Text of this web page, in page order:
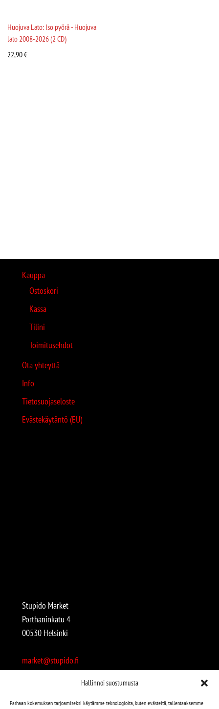
Hallinnoi suostumusta
Parhaan kokemuksen tarjoamiseksi käytämme teknologioita, kuten evästeitä, tallentaaksemme
Huojuva Lato: Iso pyörä - Huojuva
lato 2008-2026 (2 CD)
22,90€
Kauppa
Ostoskori
Kassa
Tilini
Toimitusehdot
Ota yhteyttä
Info
Tietosuojaseloste
Evästekäytäntö (EU)
Stupido Market
Porthaninkatu 4
00530 Helsinki
market@stupido.fi
Avoinna: